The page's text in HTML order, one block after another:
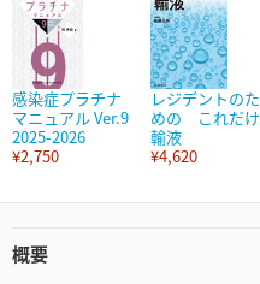
感染症プラチナ
マニュアル Ver.9
2025-2026
¥2,750
レジデントのた
めの これだけ
輸液
¥4,620
概要